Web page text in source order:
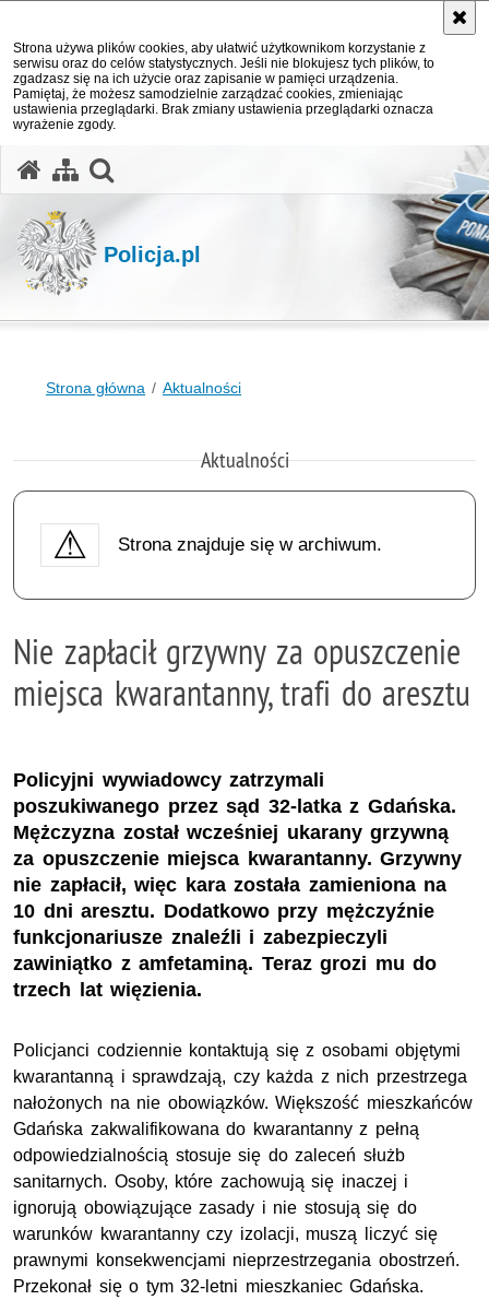
Strona używa plików cookies, aby ułatwić użytkownikom korzystanie z
serwisu oraz do celów statystycznych. Jeśli nie blokujesz tych plików, to
zgadzasz się na ich użycie oraz zapisanie w pamięci urządzenia.
Pamiętaj, że możesz samodzielnie zarządzać cookies, zmieniając
ustawienia przeglądarki. Brak zmiany ustawienia przeglądarki oznacza
wyrażenie zgody.
Policja.pl
Strona główna Aktualności
Aktualności
Strona znajduje się w archiwum.
Nie zapłacił grzywny za opuszczenie
miejsca kwarantanny, trafi do aresztu
Policyjni wywiadowcy zatrzymali
poszukiwanego przez sąd 32-latka z Gdańska.
Mężczyzna został wcześniej ukarany grzywną
za opuszczenie miejsca kwarantanny. Grzywny
nie zapłacił, więc kara została zamieniona na
10 dni aresztu. Dodatkowo przy mężczyźnie
funkcjonariusze znaleźli i zabezpieczyli
zawiniątko z amfetaminą. Teraz grozi mu do
trzech lat więzienia.
Policjanci codziennie kontaktują się z osobami objętymi
kwarantanną i sprawdzają, czy każda z nich przestrzega
nałożonych na nie obowiązków. Większość mieszkańców
Gdańska zakwalifikowana do kwarantanny z pełną
odpowiedzialnością stosuje się do zaleceń służb
sanitarnych. Osoby, które zachowują się inaczej i
ignorują obowiązujące zasady i nie stosują się do
warunków kwarantanny czy izolacji, muszą liczyć się
prawnymi konsekwencjami nieprzestrzegania obostrzeń.
Przekonał się o tym 32-letni mieszkaniec Gdańska.